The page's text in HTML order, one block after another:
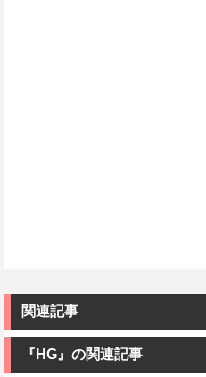
関連記事
『HG』の関連記事